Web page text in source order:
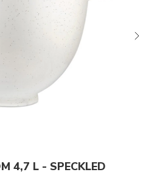
4,7 L - SPECKLED